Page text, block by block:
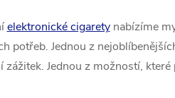
elektronické cigaretynabízíme
potřeb. Jednou z
zážitek. Jednou z možností,